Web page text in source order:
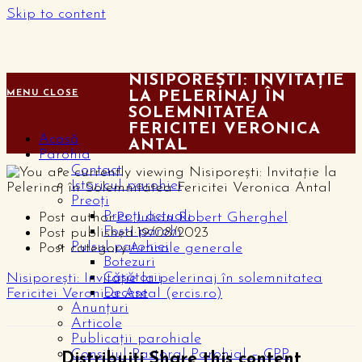
Skip to content
MENU CLOSE
Acasă
Parohia
Contact
Istoricul parohiei
Preoți
Preoți actuali
Foști parohi
Pulsul parohiei
Botezuri
Căsătorii
Decese
Anunțuri
Articole
Publicații parohiale
Consiliul Pastoral Parohial – CPP
NISIPOREȘTI: INVITAȚIE
LA PELERINAJ ÎN
SOLEMNITATEA
FERICITEI VERONICA
ANTAL
Post author:Pr. Iulian Robert Gherghel
Post published:19/08/2023
Post category:Articole generale
Nisiporeşti: Invitaţie la pelerinaj în solemnitatea
Fericitei Veronica Antal (ercis.ro)